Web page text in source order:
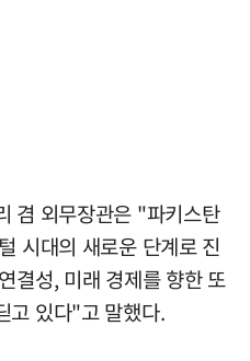
겸 외무장관은 "파키스탄
시대의 새로운 단계로 진
결성, 미래 경제를 향한 또
고 있다"고 말했다.